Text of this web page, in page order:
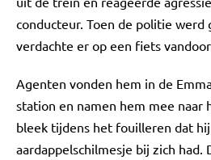
conducteur. Toen de politie werd
verdachte er op een fiets
Agenten vonden hem in de
station en namen hem mee naar
bleek tijdens het fouilleren dat
aardappelschilmesje bij zich had.